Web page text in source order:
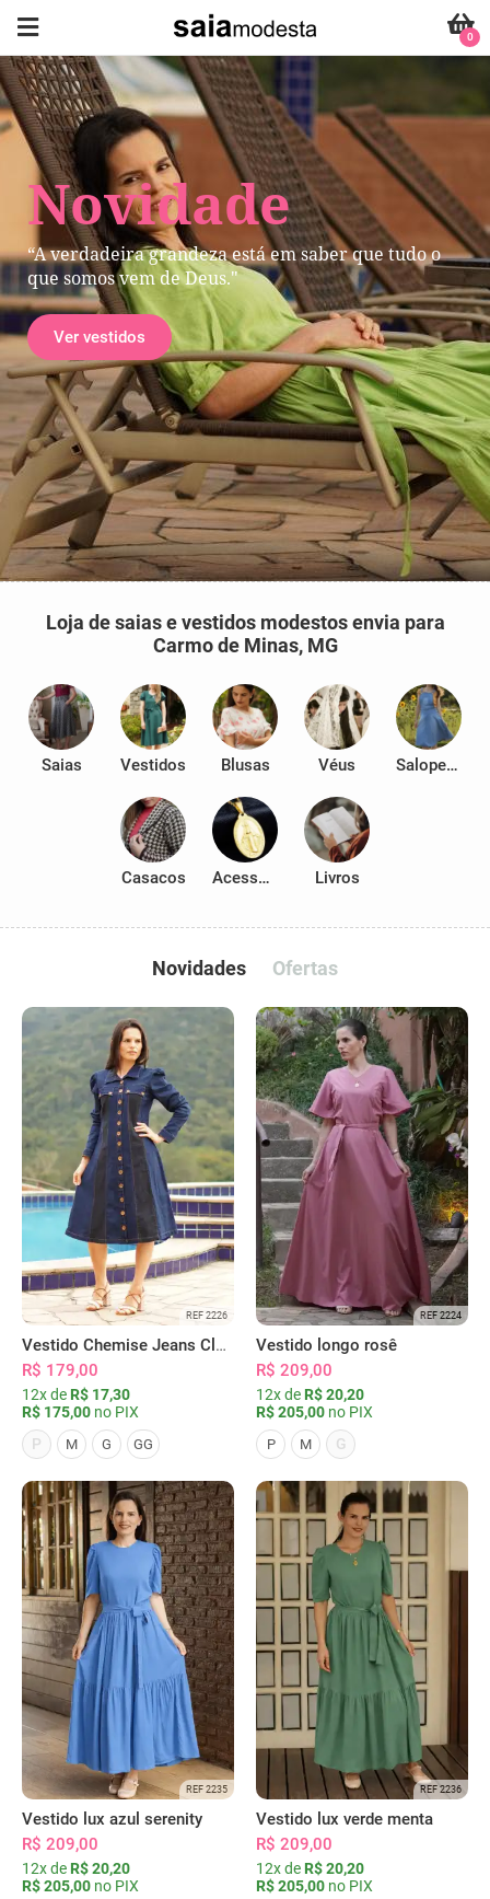
Novidade
“A verdadeira grandeza está em saber que tudo o
que somos vem de Deus."
Ver vestidos
0
Loja de saias e vestidos modestos envia para
Carmo de Minas, MG
Saias Vestidos Blusas Véus Salopetes
Casacos Acessórios Livros
Novidades Ofertas
REF 2226
Vestido Chemise Jeans Clássica Serena
R$ 179,00
12x de R$ 17,30
R$ 175,00 no PIX
P
M G GG
REF 2224
Vestido longo rosê
R$ 209,00
12x de R$ 20,20
R$ 205,00 no PIX
P M G
REF 2235
Vestido lux azul serenity
R$ 209,00
12x de R$ 20,20
R$ 205,00 no PIX
REF 2236
Vestido lux verde menta
R$ 209,00
12x de R$ 20,20
R$ 205,00 no PIX